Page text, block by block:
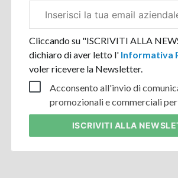
aziendale
Cliccando su "ISCRIVITI ALLA
dichiaro di aver letto l' Informativa
voler ricevere la Newsletter.
Acconsento all'invio di
promozionali e commerciali
ISCRIVITI ALLA